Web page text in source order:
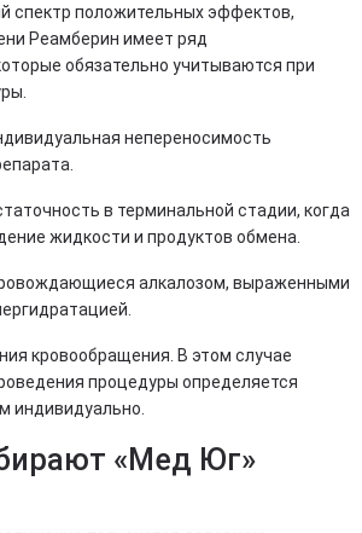
спектр положительных эффектов,
Реамберин имеет ряд
обязательно учитываются при
непереносимость
в терминальной стадии, когда
жидкости и продуктов обмена.
алкалозом, выраженными
кровообращения. В этом случае
процедуры определяется
индивидуально.
«Мед Юг»